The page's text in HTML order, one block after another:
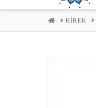
HOMEHÍREK